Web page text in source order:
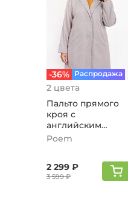
-36% Распродажа
2 цвета
Пальто прямого
кроя с
английским
воротником,
Poem
2 299 ₽
3 599 ₽